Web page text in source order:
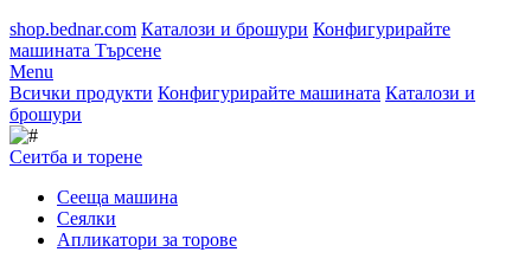
shop.bednar.com Каталози и брошури Конфигурирайте
машината Търсене
Menu
Всички продукти Конфигурирайте машината Каталози и
брошури
Сеитба и торене
Cееща машина
Cеялки
Апликатори за торове